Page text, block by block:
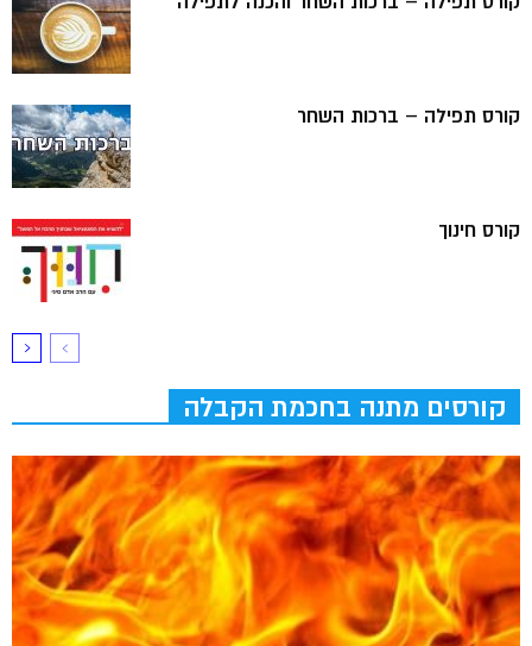
קורס תפילה – ברכות השחר
קורס חינוך
קורסים מתנה בחכמת הקבלה